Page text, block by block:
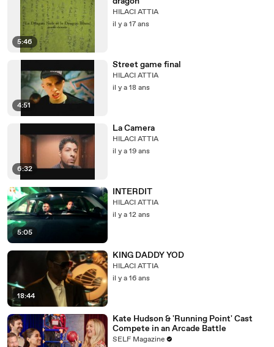
5:46
HILACI ATTIA
il y a 17 ans
4:51
Street game final
HILACI ATTIA
il y a 18 ans
6:32
La Camera
HILACI ATTIA
il y a 19 ans
5:05
INTERDIT
HILACI ATTIA
il y a 12 ans
18:44
KING DADDY YOD
HILACI ATTIA
il y a 16 ans
Kate Hudson & 'Running Point' Cast
Compete in an Arcade Battle
SELF Magazine